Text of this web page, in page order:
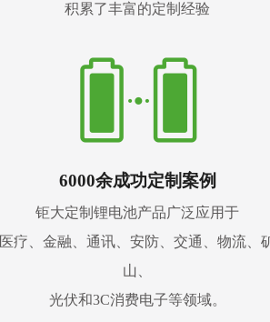
积累了丰富的定制经验
6000余成功定制案例
钜大定制锂电池产品广泛应用于
医疗、金融、通讯、安防、交通、物流、
山、
光伏和3C消费电子等领域。